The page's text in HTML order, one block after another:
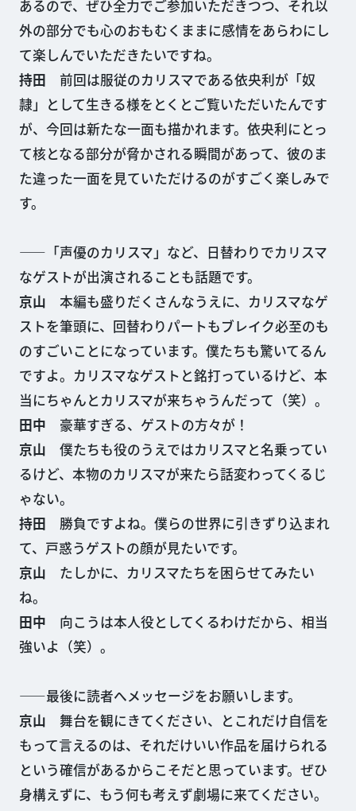
あるので、ぜひ全力でご参加いただきつつ、それ以
外の部分でも心のおもむくままに感情をあらわにし
て楽しんでいただきたいですね。
持田 前回は服従のカリスマである依央利が「奴
隷」として生きる様をとくとご覧いただいたんです
が、今回は新たな一面も描かれます。依央利にとっ
て核となる部分が脅かされる瞬間があって、彼のま
た違った一面を見ていただけるのがすごく楽しみで
す。
——「声優のカリスマ」など、日替わりでカリスマ
なゲストが出演されることも話題です。
京山 本編も盛りだくさんなうえに、カリスマなゲ
ストを筆頭に、回替わりパートもブレイク必至のも
のすごいことになっています。僕たちも驚いてるん
ですよ。カリスマなゲストと銘打っているけど、本
当にちゃんとカリスマが来ちゃうんだって（笑）。
田中 豪華すぎる、ゲストの方々が！
京山 僕たちも役のうえではカリスマと名乗ってい
るけど、本物のカリスマが来たら話変わってくるじ
ゃない。
持田 勝負ですよね。僕らの世界に引きずり込まれ
て、戸惑うゲストの顔が見たいです。
京山 たしかに、カリスマたちを困らせてみたい
ね。
田中 向こうは本人役としてくるわけだから、相当
強いよ（笑）。
——最後に読者へメッセージをお願いします。
京山 舞台を観にきてください、とこれだけ自信を
もって言えるのは、それだけいい作品を届けられる
という確信があるからこそだと思っています。ぜひ
身構えずに、もう何も考えず劇場に来てください。